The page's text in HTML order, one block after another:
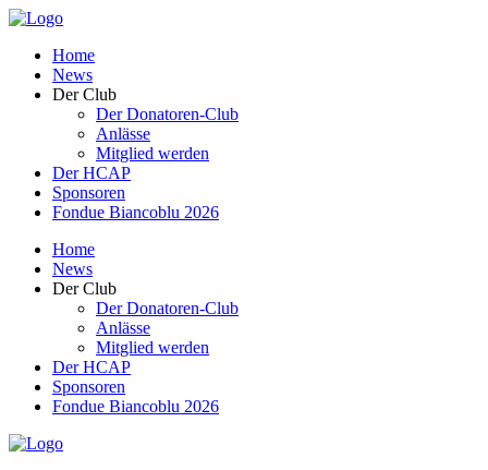
Home
News
Der Club
Der Donatoren-Club
Anlässe
Mitglied werden
Der HCAP
Sponsoren
Fondue Biancoblu 2026
Home
News
Der Club
Der Donatoren-Club
Anlässe
Mitglied werden
Der HCAP
Sponsoren
Fondue Biancoblu 2026